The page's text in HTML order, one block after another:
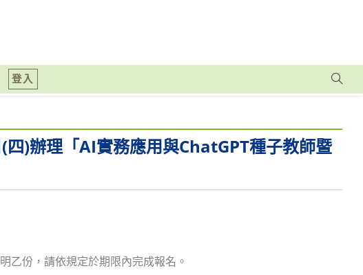
登入
)辦理「AI實務應用與ChatGPT種子教師暨
乙份，請依規定於期限內完成報名。